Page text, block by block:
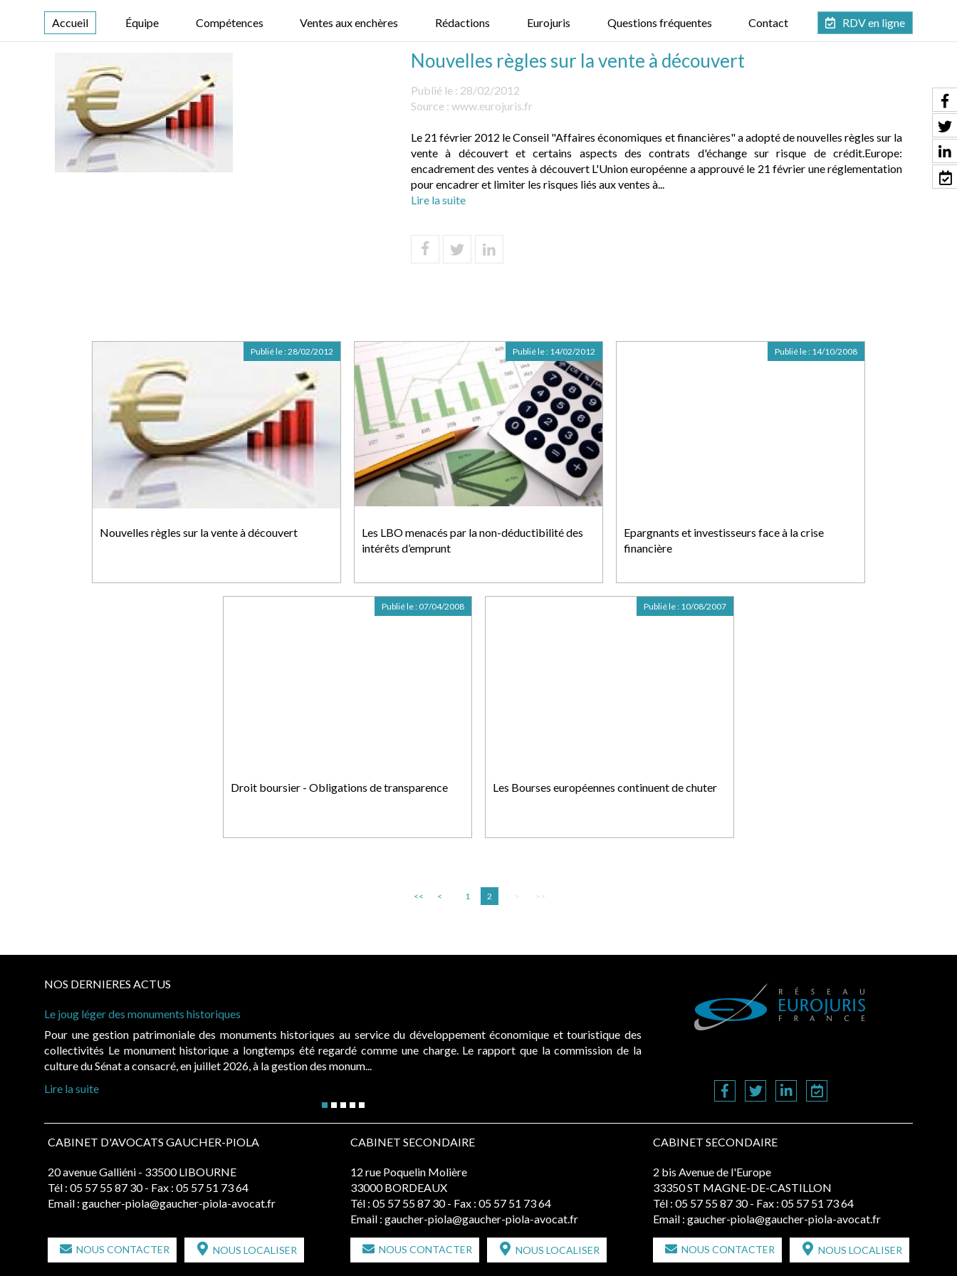
Accueil Équipe Compétences Ventes aux enchères Rédactions Eurojuris Questions fréquentes Contact RDV en ligne
Nouvelles règles sur la vente à découvert
Publié le : 28/02/2012
Source : www.eurojuris.fr
Le 21 février 2012 le Conseil "Affaires économiques et financières" a adopté de nouvelles règles sur la
vente à découvert et certains aspects des contrats d'échange sur risque de crédit.Europe:
encadrement des ventes à découvert L'Union européenne a approuvé le 21 février une réglementation
pour encadrer et limiter les risques liés aux ventes à...
Lire la suite
Nouvelles règles sur la vente à découvert
Publié le :28/02/2012
Les LBO menacés par la non-déductibilité des
intérêts d’emprunt
Publié le : 14/02/2012
Epargnants et investisseurs face à la crise
financière
Publié le : 14/10/2008
Droit boursier - Obligations de transparence
Publié le : 07/04/2008
Les Bourses européennes continuent de chuter
Publié le : 10/08/2007
<< < 1 2 > >>
NOS DERNIERES ACTUS
Le joug léger des monuments historiques
Pour une gestion patrimoniale des monuments historiques au service du développement économique et touristique des
collectivités Le monument historique a longtemps été regardé comme une charge. Le rapport que la commission de la
culture du Sénat a consacré, en juillet 2026, à la gestion des monum...
Lire la suite
CABINET D'AVOCATS GAUCHER-PIOLA
20 avenue Galliéni - 33500 LIBOURNE
Tél : 05 57 55 87 30 - Fax : 05 57 51 73 64
Email : gaucher-piola@gaucher-piola-avocat.fr
NOUS CONTACTER NOUS LOCALISER
CABINET SECONDAIRE
12 rue Poquelin Molière
33000 BORDEAUX
Tél : 05 57 55 87 30 - Fax : 05 57 51 73 64
Email : gaucher-piola@gaucher-piola-avocat.fr
NOUS CONTACTER NOUS LOCALISER
CABINET SECONDAIRE
2 bis Avenue de l'Europe
33350 ST MAGNE-DE-CASTILLON
Tél : 05 57 55 87 30 - Fax : 05 57 51 73 64
Email : gaucher-piola@gaucher-piola-avocat.fr
NOUS CONTACTER NOUS LOCALISER